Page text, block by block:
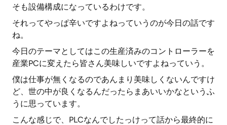
そも設備構成になっているわけです。
それってやっぱ辛いですよねっていうのが今日の話です
ね。
今日のテーマとしてはこの生産済みのコントローラーを
産業PCに変えたら皆さん美味しいですよねっていう。
僕は仕事が無くなるのであんまり美味しくないんですけ
ど、世の中が良くなるんだったらまあいいかなというふ
うに思っています。
こんな感じで、PLCなんでしたっけって話から最終的に